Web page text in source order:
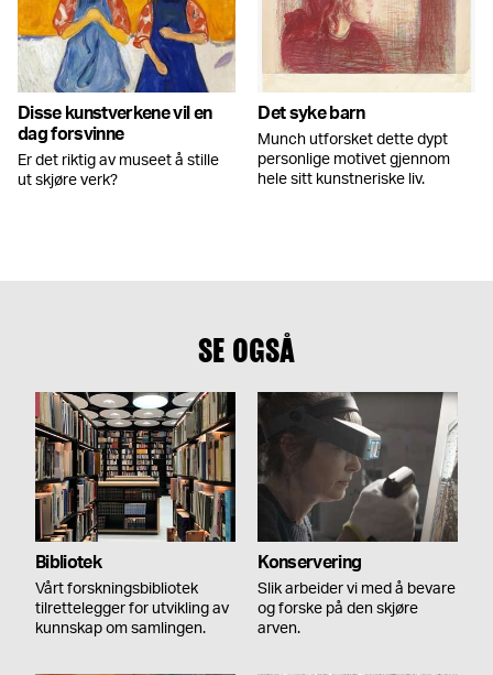
Disse kunstverkene vil en
dag forsvinne
Er det riktig av museet å stille
ut skjøre verk?
Det syke barn
Munch utforsket dette dypt
personlige motivet gjennom
hele sitt kunstneriske liv.
SE OGSÅ
Bibliotek
Vårt forskningsbibliotek
tilrettelegger for utvikling av
kunnskap om samlingen.
Konservering
Slik arbeider vi med å bevare
og forske på den skjøre
arven.